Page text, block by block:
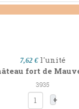
7,62 € l'unité
fort de
3935
+